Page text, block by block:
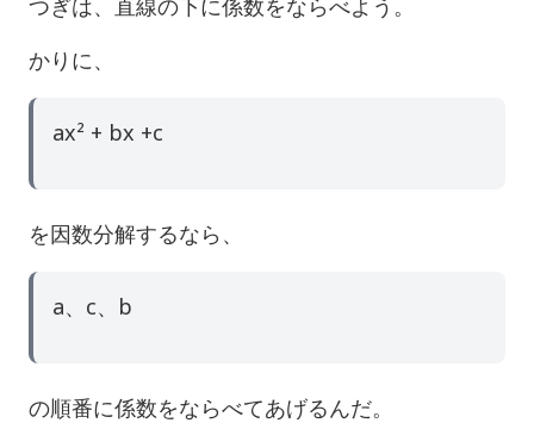
つぎは、直線の下に係数をならべよう。
かりに、
ax² + bx +c
を因数分解するなら 、
a、c、b
の順番に係数をならべてあげるんだ。